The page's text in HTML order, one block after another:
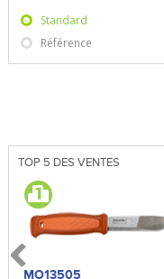
Standard
Référence
TOP 5 DES VENTES
MO13505